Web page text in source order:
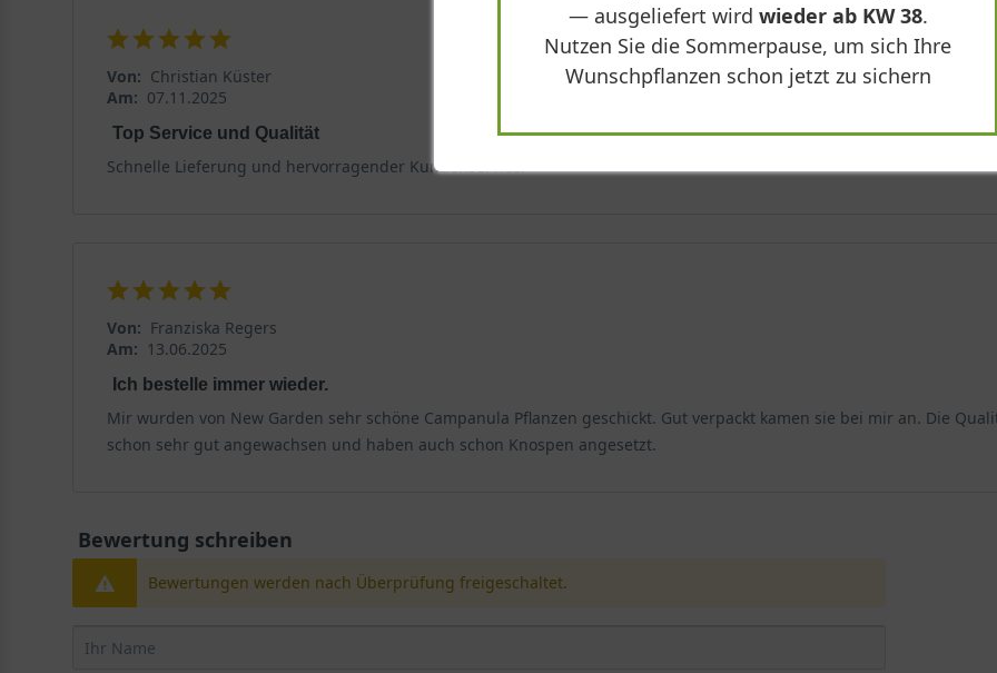
Von: Christian Küster
Am: 07.11.2025
Top Service und Qualität
Schnelle Lieferung und hervorragender Kundenservice.
Von: Franziska Regers
Am: 13.06.2025
Ich bestelle immer wieder.
Mir wurden von New Garden sehr schöne Campanula Pflanzen geschickt. Gut verpackt kamen sie bei mir an. Die
schon sehr gut angewachsen und haben auch schon Knospen angesetzt.
Bewertung schreiben
Bewertungen werden nach Überprüfung freigeschaltet.
— ausgeliefert wird wieder ab KW 38.
Nutzen Sie die Sommerpause, um sich Ihre
Wunschpflanzen schon jetzt zu sichern